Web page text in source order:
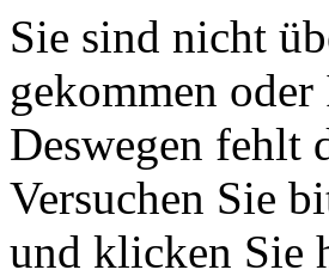
Sie sind nicht
gekommen
Deswegen fehlt
Versuchen Sie
und klicken Sie